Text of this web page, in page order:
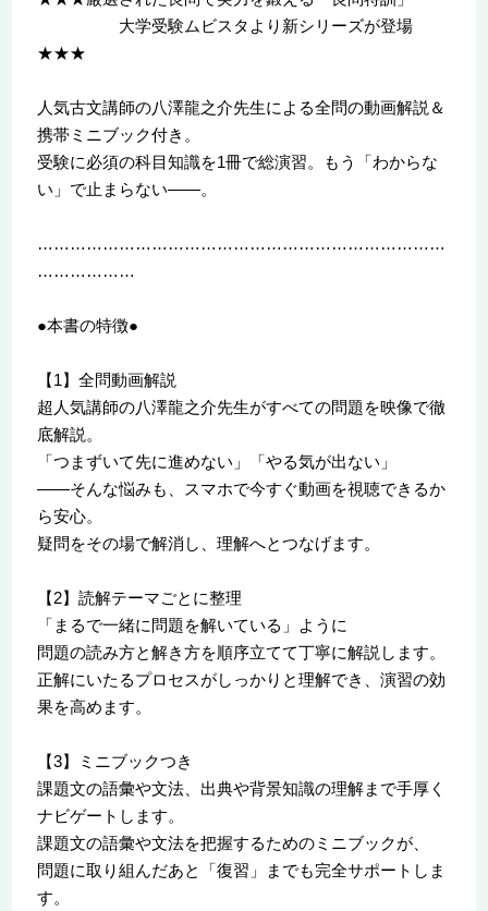
大学受験ムビスタより新シリーズが登場
★★★
人気古文講師の八澤龍之介先生による全問の動画解説＆
携帯ミニブック付き。
受験に必須の科目知識を1冊で総演習。もう「わからな
い」で止まらない――。
…………………………………………………………………
………………
●本書の特徴●
【1】全問動画解説
超人気講師の八澤龍之介先生がすべての問題を映像で徹
底解説。
「つまずいて先に進めない」「やる気が出ない」
――そんな悩みも、スマホで今すぐ動画を視聴できるか
ら安心。
疑問をその場で解消し、理解へとつなげます。
【2】読解テーマごとに整理
「まるで一緒に問題を解いている」ように
問題の読み方と解き方を順序立てて丁寧に解説します。
正解にいたるプロセスがしっかりと理解でき、演習の効
果を高めます。
【3】ミニブックつき
課題文の語彙や文法、出典や背景知識の理解まで手厚く
ナビゲートします。
課題文の語彙や文法を把握するためのミニブックが、
問題に取り組んだあと「復習」までも完全サポートしま
す。